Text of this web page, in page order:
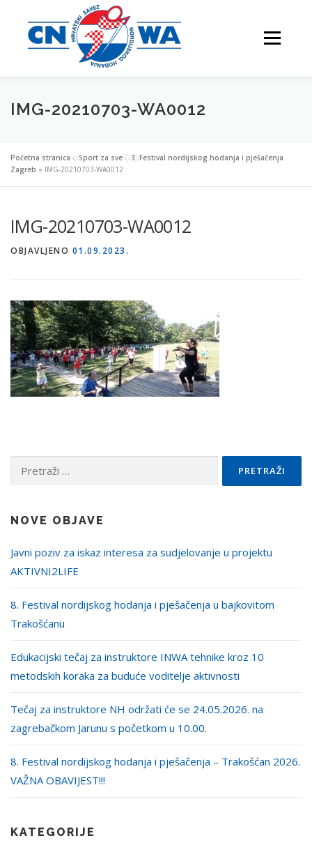
sadržaj
Izbornik
NATJECANJA FESTIVALI O NAMA
IMG-20210703-WA0012
Početna stranica »Sport za sve »3. Festival nordijskog hodanja i pješačenja
Zagreb » IMG-20210703-WA0012
IMG-20210703-WA0012
OBJAVLJENO 01.09.2023.
Pretraži:
NOVE OBJAVE
Javni poziv za iskaz interesa za sudjelovanje u projektu
AKTIVNI2LIFE
8. Festival nordijskog hodanja i pješačenja u bajkovitom
Trakošćanu
Edukacijski tečaj za instruktore INWA tehnike kroz 10
metodskih koraka za buduće voditelje aktivnosti
Tečaj za instruktore NH održati će se 24.05.2026. na
zagrebačkom Jarunu s početkom u 10.00.
8. Festival nordijskog hodanja i pješačenja – Trakošćan 2026.
VAŽNA OBAVIJEST!!!
KATEGORIJE